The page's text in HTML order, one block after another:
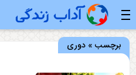
برچسب » دوری